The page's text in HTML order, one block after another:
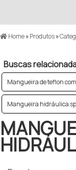
Home»Produtos»
Buscas
Mangueira de teflon
Mangueira hidráulica sp